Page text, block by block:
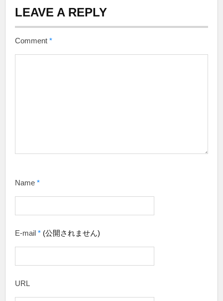
LEAVE A REPLY
Comment *
Name *
E-mail * (公開されません)
URL